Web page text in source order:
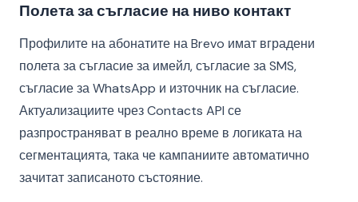
Полета за съгласие на ниво контакт
Профилите на абонатите на Brevo имат вградени
полета за съгласие за имейл, съгласие за SMS,
съгласие за WhatsApp и източник на съгласие.
Актуализациите чрез Contacts API се
разпространяват в реално време в логиката на
сегментацията, така че кампаниите автоматично
зачитат записаното състояние.